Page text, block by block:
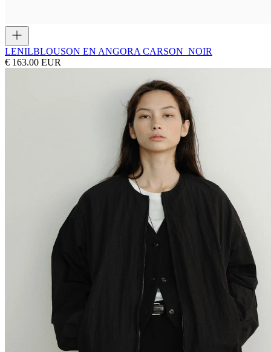
LENILBLOUSON EN ANGORA CARSON_NOIR
€ 163.00 EUR